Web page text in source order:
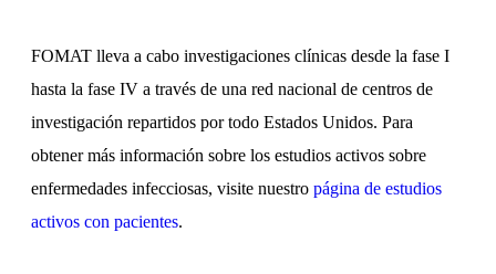
FOMAT lleva a cabo investigaciones clínicas desde la fase I
hasta la fase IV a través de una red nacional de centros de
investigación repartidos por todo Estados Unidos. Para
obtener más información sobre los estudios activos sobre
enfermedades infecciosas, visite nuestro página de estudios
activos con pacientes.